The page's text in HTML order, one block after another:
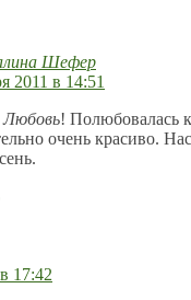
Шефер
2011 в 14:51
Любовь! Полюбовалась
очень красиво.
17:42